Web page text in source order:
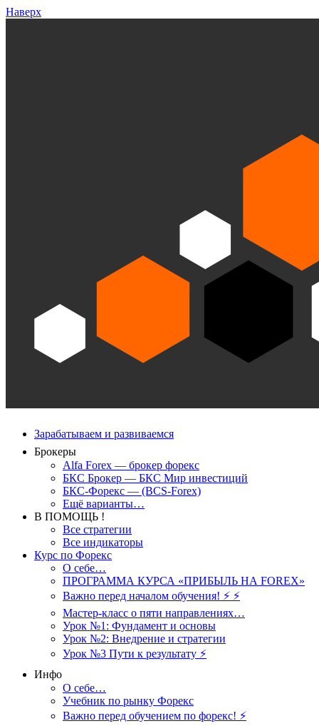
Наверх
Зарабатываем и развиваемся
Брокеры
Alfa Forex — брокер форекс
БКС Брокер — БКС Мир инвестиций
БКС-Форекс — (BCS-Forex)
Ещё варианты…
В ПОМОЩЬ !
Все стратегии
Все индикаторы
Курс по Форекс
О себе…
ПРОГРАММА КУРСА «ПРИБЫЛЬ НА FOREX»
Важно перед началом обучения! ⚡ ⚡
Мастер-класс о пяти направлениях…
Урок №1: Фундамент и основы
Урок №2: Внедрение и стратегии
Урок №3 Пути к результату ⚡️
Инфо
О себе…
Учебник по рынку Форекс
Важно перед обучением по форекс! ⚡